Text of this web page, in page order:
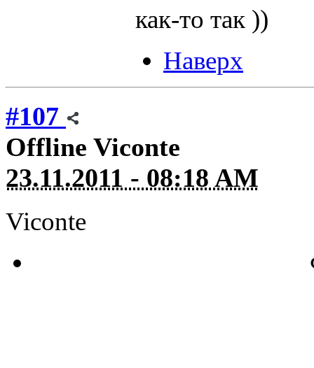
как-то так ))
Наверх
#107
Offline Viconte
23.11.2011 - 08:18 AM
Viconte